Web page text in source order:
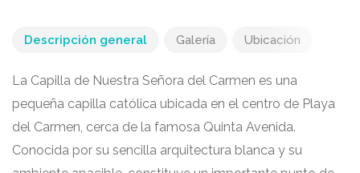
Descripción general Galería Ubicación
La Capilla de Nuestra Señora del Carmen es una
pequeña capilla católica ubicada en el centro de Playa
del Carmen, cerca de la famosa Quinta Avenida.
Conocida por su sencilla arquitectura blanca y su